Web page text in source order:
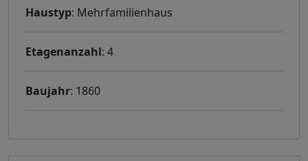
Haustyp: Mehrfamilienhaus
Etagenanzahl: 4
Baujahr: 1860